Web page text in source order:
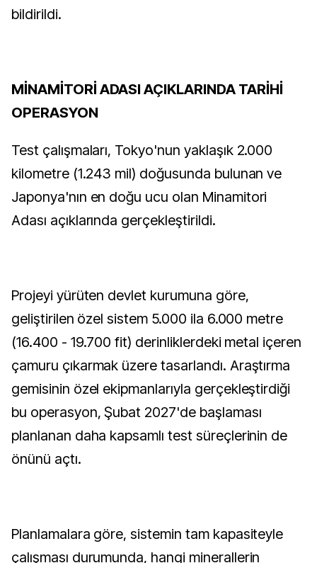
bildirildi.
MİNAMİTORİ ADASI AÇIKLARINDA TARİHİ
OPERASYON
Test çalışmaları, Tokyo'nun yaklaşık 2.000
kilometre (1.243 mil) doğusunda bulunan ve
Japonya'nın en doğu ucu olan Minamitori
Adası açıklarında gerçekleştirildi.
Projeyi yürüten devlet kurumuna göre,
geliştirilen özel sistem 5.000 ila 6.000 metre
(16.400 - 19.700 fit) derinliklerdeki metal içeren
çamuru çıkarmak üzere tasarlandı. Araştırma
gemisinin özel ekipmanlarıyla gerçekleştirdiği
bu operasyon, Şubat 2027'de başlaması
planlanan daha kapsamlı test süreçlerinin de
önünü açtı.
Planlamalara göre, sistemin tam kapasiteyle
çalışması durumunda, hangi minerallerin